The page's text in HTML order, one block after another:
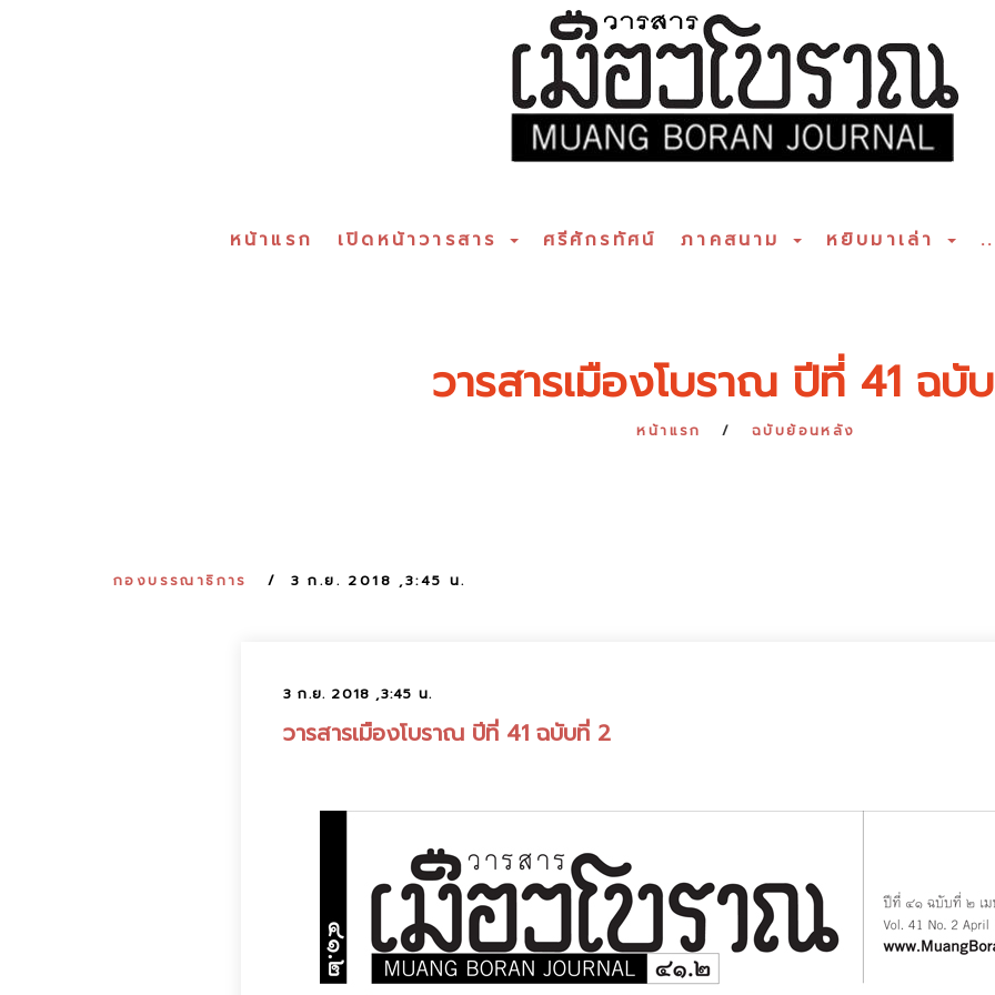
หน้าแรก เปิดหน้าวารสาร ศรีศักรทัศน์ ภาคสนาม หยิบมาเล่า
วารสารเมืองโบราณ ปีที่ 41 ฉบั
หน้าแรก ฉบับย้อนหลัง
กองบรรณาธิการ 3 ก.ย. 2018 ,3:45 น.
3 ก.ย. 2018 ,3:45 น.
วารสารเมืองโบราณ ปีที่ 41 ฉบับที่ 2